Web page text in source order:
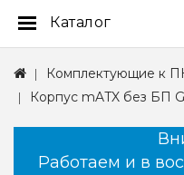
Каталог
Комплектующие к
Корпус mATX без БП
Работаем и в